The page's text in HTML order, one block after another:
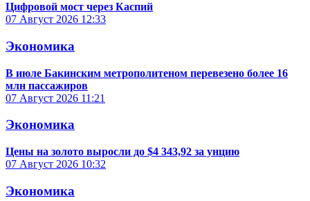
Цифровой мост через Каспий
07 Август 2026 12:33
Экономика
В июле Бакинским метрополитеном перевезено более 16
млн пассажиров
07 Август 2026 11:21
Экономика
Цены на золото выросли до $4 343,92 за унцию
07 Август 2026 10:32
Экономика